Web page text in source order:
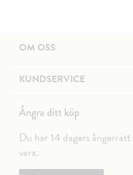
OM OSS
KUNDSERVICE
Ångra ditt köp
Du har 14 dagars
vara.